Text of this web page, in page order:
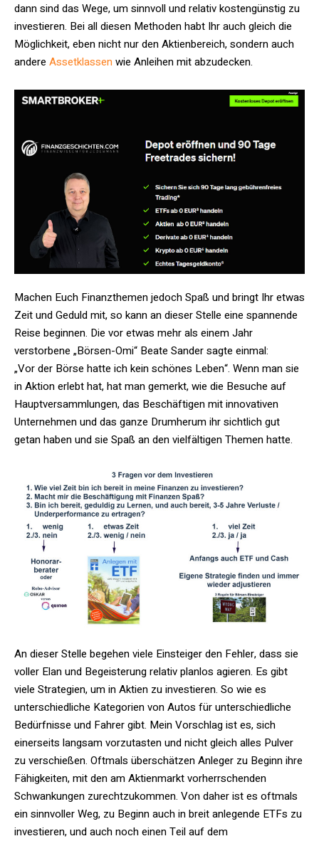
dann sind das Wege, um sinnvoll und relativ kostengünstig zu
investieren. Bei all diesen Methoden habt Ihr auch gleich die
Möglichkeit, eben nicht nur den Aktienbereich, sondern auch
andere Assetklassen wie Anleihen mit abzudecken.
Machen Euch Finanzthemen jedoch Spaß und bringt Ihr etwas
Zeit und Geduld mit, so kann an dieser Stelle eine spannende
Reise beginnen. Die vor etwas mehr als einem Jahr
verstorbene „Börsen-Omi“ Beate Sander sagte einmal:
„Vor der Börse hatte ich kein schönes Leben“. Wenn man sie
in Aktion erlebt hat, hat man gemerkt, wie die Besuche auf
Hauptversammlungen, das Beschäftigen mit innovativen
Unternehmen und das ganze Drumherum ihr sichtlich gut
getan haben und sie Spaß an den vielfältigen Themen hatte.
An dieser Stelle begehen viele Einsteiger den Fehler, dass sie
voller Elan und Begeisterung relativ planlos agieren. Es gibt
viele Strategien, um in Aktien zu investieren. So wie es
unterschiedliche Kategorien von Autos für unterschiedliche
Bedürfnisse und Fahrer gibt. Mein Vorschlag ist es, sich
einerseits langsam vorzutasten und nicht gleich alles Pulver
zu verschießen. Oftmals überschätzen Anleger zu Beginn ihre
Fähigkeiten, mit den am Aktienmarkt vorherrschenden
Schwankungen zurechtzukommen. Von daher ist es oftmals
ein sinnvoller Weg, zu Beginn auch in breit anlegende ETFs zu
investieren, und auch noch einen Teil auf dem